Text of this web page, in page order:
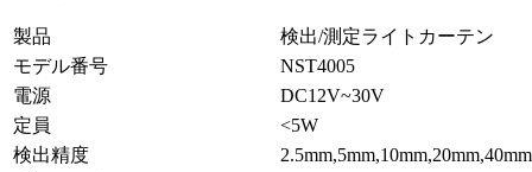
製品
検出/測定ライトカーテン
モデル番号
NST4005
電源
DC12V~30V
定員
<5W
検出精度
2.5mm,5mm,10mm,20mm,40mm